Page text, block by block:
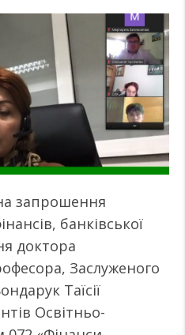
запрошення
банківської
доктора
Заслуженого
Таїсії
Освітньо-